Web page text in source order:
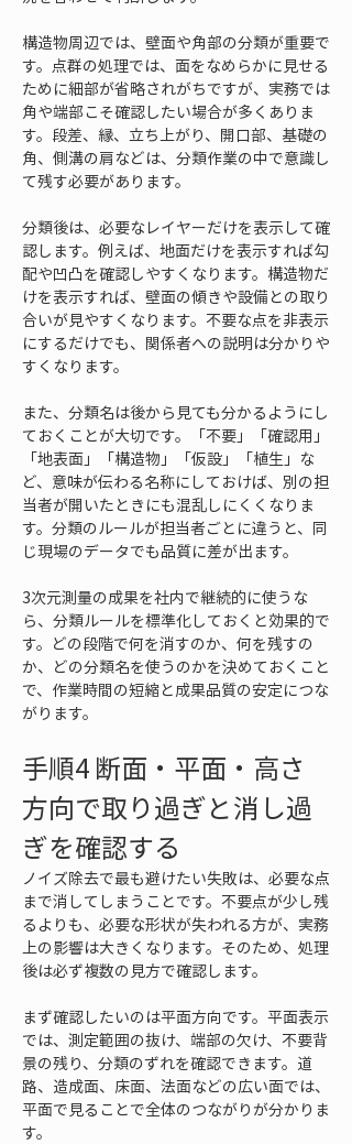
構造物周辺では、壁面や角部の分類が重要で
す。点群の処理では、面をなめらかに見せる
ために細部が省略されがちですが、実務では
角や端部こそ確認したい場合が多くありま
す。段差、縁、立ち上がり、開口部、基礎の
角、側溝の肩などは、分類作業の中で意識し
て残す必要があります。
分類後は、必要なレイヤーだけを表示して確
認します。例えば、地面だけを表示すれば勾
配や凹凸を確認しやすくなります。構造物だ
けを表示すれば、壁面の傾きや設備との取り
合いが見やすくなります。不要な点を非表示
にするだけでも、関係者への説明は分かりや
すくなります。
また、分類名は後から見ても分かるようにし
ておくことが大切です。「不要」「確認用」
「地表面」「構造物」「仮設」「植生」な
ど、意味が伝わる名称にしておけば、別の担
当者が開いたときにも混乱しにくくなりま
す。分類のルールが担当者ごとに違うと、同
じ現場のデータでも品質に差が出ます。
3次元測量の成果を社内で継続的に使うな
ら、分類ルールを標準化しておくと効果的で
す。どの段階で何を消すのか、何を残すの
か、どの分類名を使うのかを決めておくこと
で、作業時間の短縮と成果品質の安定につな
がります。
手順4 断面・平面・高さ
方向で取り過ぎと消し過
ぎを確認する
ノイズ除去で最も避けたい失敗は、必要な点
まで消してしまうことです。不要点が少し残
るよりも、必要な形状が失われる方が、実務
上の影響は大きくなります。そのため、処理
後は必ず複数の見方で確認します。
まず確認したいのは平面方向です。平面表示
では、測定範囲の抜け、端部の欠け、不要背
景の残り、分類のずれを確認できます。道
路、造成面、床面、法面などの広い面では、
平面で見ることで全体のつながりが分かりま
す。